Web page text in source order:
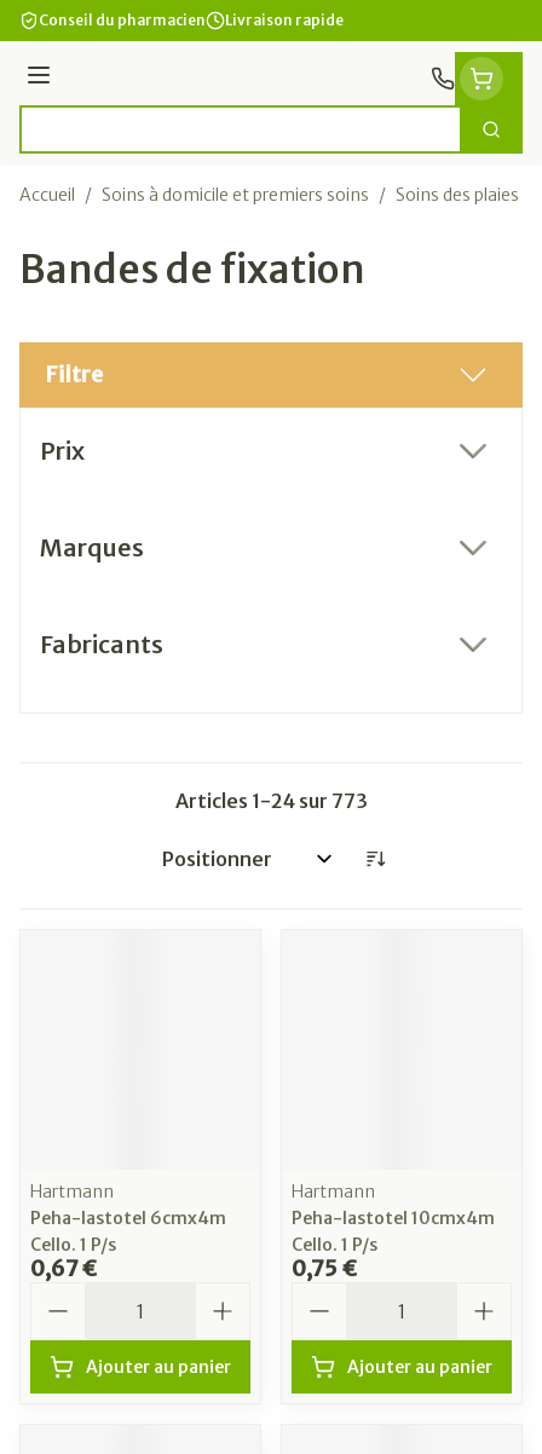
Aller au contenu
Conseil du pharmacien Livraison rapide
Menu
Accueil / Soins à domicile et premiers soins / Soins des plaies
Bandes de fixation
Filtre
Prix
Marques
Fabricants
Articles 1-24sur 773
Trier par:
Hartmann
Peha-lastotel 6cmx4m
Cello. 1 P/s
0,67 €
Ajouter au panier
Hartmann
Peha-lastotel 10cmx4m
Cello. 1 P/s
0,75 €
Ajouter au panier